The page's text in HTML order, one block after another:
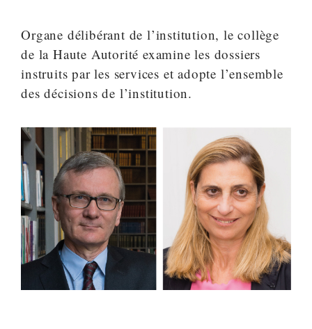
Organe délibérant de l’institution, le collège
de la Haute Autorité examine les dossiers
instruits par les services et adopte l’ensemble
des décisions de l’institution.